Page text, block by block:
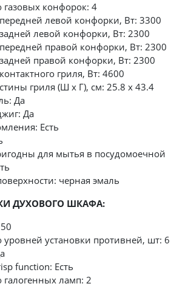
газовых конфорок: 4
левой конфорки, Вт: 3300
левой конфорки, Вт: 2300
правой конфорки, Вт: 2300
правой конфорки, Вт: 2300
гриля, Вт: 4600
гриля (Ш х Г), см: 25.8 х 43.4
Да
Да
Есть
для мытья в посудомоечной
черная эмаль
ДУХОВОГО ШКАФА:
уровней установки противней, шт: 6
function: Есть
галогенных ламп: 2